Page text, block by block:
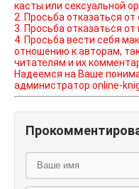
касты или сексуальной
2. Просьба отказаться от
3. Просьба отказаться от
4. Просьба вести себя
отношению к авторам,
читателям и их
Надеемся на Ваше
администратор online-